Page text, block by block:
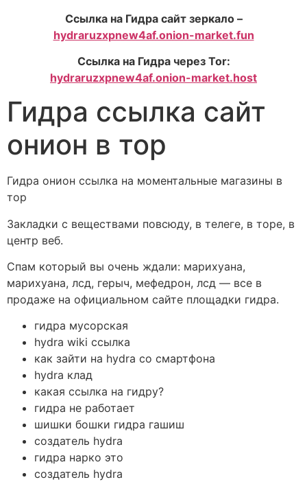
Ссылка на Гидра сайт зеркало –
hydraruzxpnew4af.onion-market.fun
Ссылка на Гидра через Tor:
hydraruzxpnew4af.onion-market.host
Гидра ссылка сайт
онион в тор
Гидра онион ссылка на моментальные магазины в
тор
Закладки с веществами повсюду, в телеге, в торе, в
центр веб.
Спам который вы очень ждали: марихуана,
марихуана, лсд, герыч, мефедрон, лсд — все в
продаже на официальном сайте площадки гидра.
гидра мусорская
hydra wiki ссылка
как зайти на hydra со смартфона
hydra клад
какая ссылка на гидру?
гидра не работает
шишки бошки гидра гашиш
создатель hydra
гидра нарко это
создатель hydra